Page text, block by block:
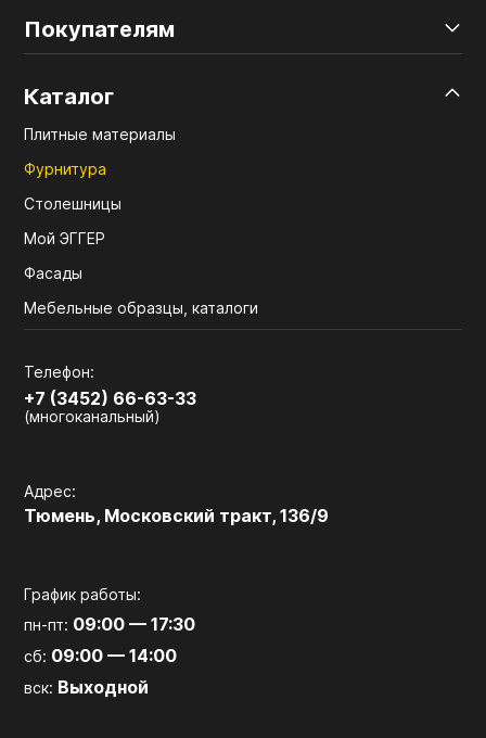
Покупателям
Каталог
Плитные материалы
Фурнитура
Столешницы
Мой ЭГГЕР
Фасады
Мебельные образцы, каталоги
Телефон:
+7 (3452) 66-63-33
(многоканальный)
Адрес:
Тюмень, Московский тракт, 136/9
График работы:
пн-пт: 09:00 — 17:30
сб: 09:00 — 14:00
вск: Выходной